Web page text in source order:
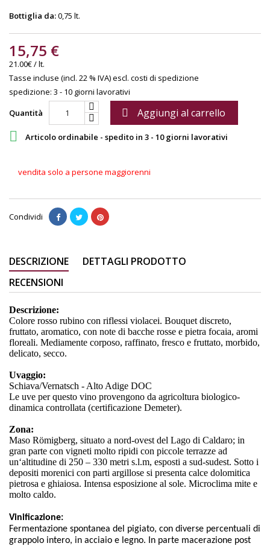
Bottiglia da:0,75 lt.
15,75 €
21.00€ / lt.
Tasse incluse (incl. 22 % IVA)escl. costi di spedizione
spedizione: 3 - 10 giorni lavorativi
Quantità
 Aggiungi al carrello
 Articolo ordinabile - spedito in 3 - 10 giorni lavorativi
vendita solo a persone maggiorenni
Condividi
DESCRIZIONE
DETTAGLI PRODOTTO
RECENSIONI
Descrizione:
Colore rosso rubino con riflessi violacei. Bouquet discreto,
fruttato, aromatico, con note di bacche rosse e pietra focaia, aromi
floreali. Mediamente corposo, raffinato, fresco e fruttato, morbido,
delicato, secco.
Uvaggio:
Schiava/Vernatsch - Alto Adige DOC
Le uve per questo vino provengono da agricoltura biologico-
dinamica controllata (certificazione Demeter).
Zona:
Maso Römigberg, situato a nord-ovest del Lago di Caldaro; in
gran parte con vigneti molto ripidi con piccole terrazze ad
un‘altitudine di 250 – 330 metri s.l.m, esposti a sud-sudest. Sotto i
depositi morenici con parti argillose si presenta calce dolomitica
pietrosa e ghiaiosa. Intensa esposizione al sole. Microclima mite e
molto caldo.
Vinificazione:
Fermentazione spontanea del pigiato, con diverse percentuali di
grappolo intero, in acciaio e legno. In parte macerazione post